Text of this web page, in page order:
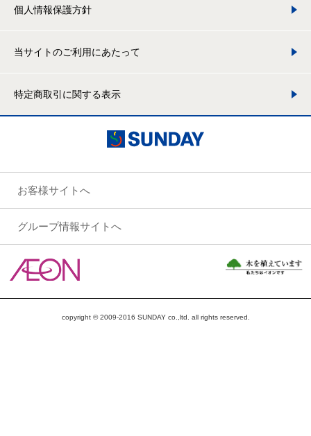
個人情報保護方針
当サイトのご利用にあたって
特定商取引に関する表示
お客様サイトへ
グループ情報サイトへ
copyright © 2009-2016 SUNDAY co.,ltd. all rights reserved.